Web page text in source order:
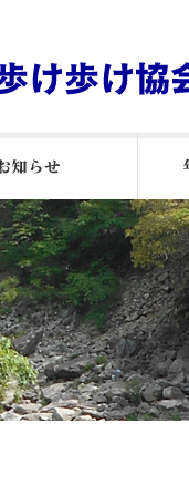
お知らせ
オーキング通信
ーキング通信
月例会報告
５月例会報告
月例会報告